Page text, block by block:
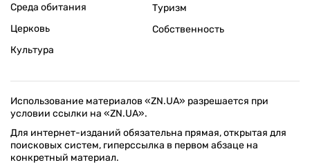
Среда обитания
Церковь
Культура
Туризм
Собственность
Использование материалов «ZN.UA» разрешается при
условии ссылки на «ZN.UA».
Для интернет-изданий обязательна прямая, открытая для
поисковых систем, гиперссылка в первом абзаце на
конкретный материал.